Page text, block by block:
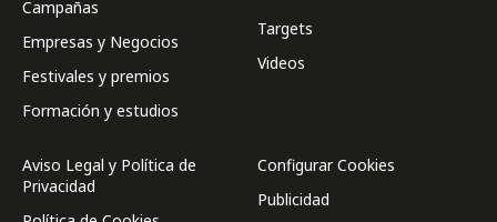
Campañas
Empresas y Negocios
Festivales y premios
Formación y estudios
Targets
Videos
Aviso Legal y Política de
Privacidad
Configurar Cookies
Publicidad